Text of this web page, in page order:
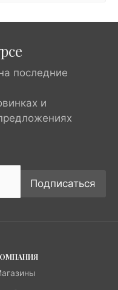
последние
и
Подписаться